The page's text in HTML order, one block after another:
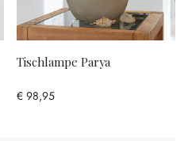
Tischlampe Parya
€ 98,95